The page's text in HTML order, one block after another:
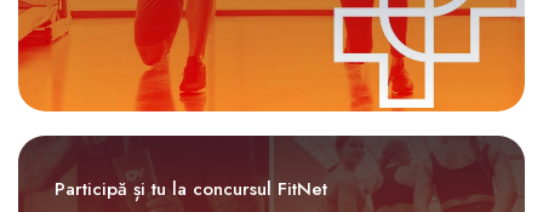
Participă și tu la concursul FitNet